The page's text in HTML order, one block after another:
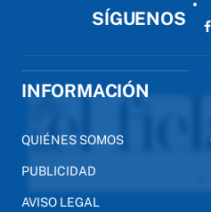
SÍGUENOS
INFORMACIÓN
QUIÉNES SOMOS
PUBLICIDAD
AVISO LEGAL